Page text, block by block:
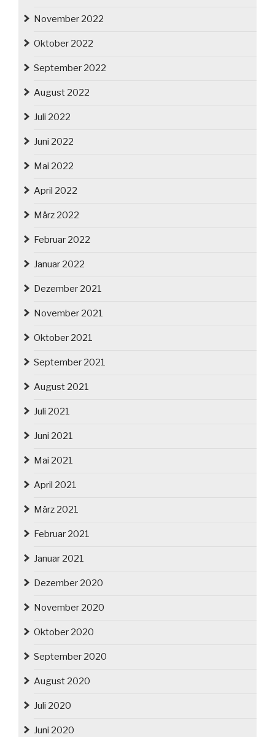
November 2022
Oktober 2022
September 2022
August 2022
Juli 2022
Juni 2022
Mai 2022
April 2022
März 2022
Februar 2022
Januar 2022
Dezember 2021
November 2021
Oktober 2021
September 2021
August 2021
Juli 2021
Juni 2021
Mai 2021
April 2021
März 2021
Februar 2021
Januar 2021
Dezember 2020
November 2020
Oktober 2020
September 2020
August 2020
Juli 2020
Juni 2020